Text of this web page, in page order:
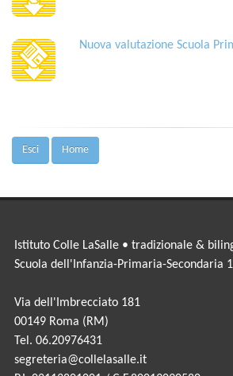
Nuova valutazione Scuola
Esci Home
Istituto Colle LaSalle • tradizionale &
Scuola dell'Infanzia-Primaria-Secondaria
Via dell'Imbrecciato 181
00149 Roma (RM)
Tel. 06.20976431
segreteria@collelasalle.it